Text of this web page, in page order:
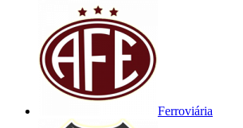
Ferroviária